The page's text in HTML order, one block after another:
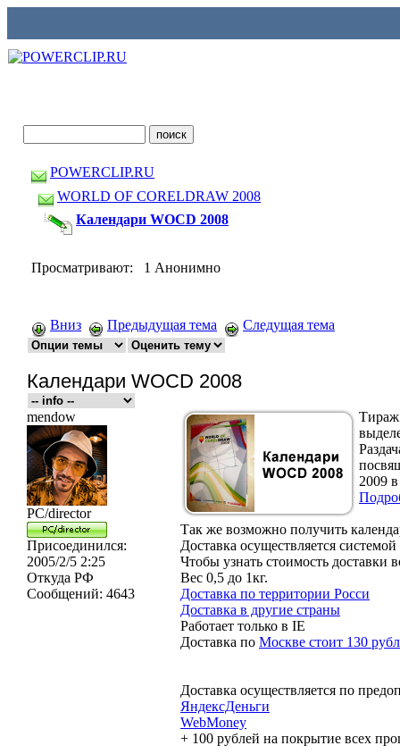
POWERCLIP.RU
WORLD OF CORELDRAW 2008
Календари WOCD 2008
Просматривают: 1 Анонимно
Вниз Предыдущая тема Следущая тема
Календари WOCD 2008
mendow
PC/director
Присоединился:
2005/2/5 2:25
Откуда РФ
Сообщений: 4643
Тираж
2009
Так же возможно получить
Доставка осуществляется системой
Чтобы узнать стоимость доставки
Вес 0,5 до 1кг.
Доставка по территории Росси
Доставка в другие страны
Работает только в IE
Доставка по Москве стоит 130
Доставка осуществляется по
ЯндексДеньги
WebMoney
+ 100 рублей на покрытие всех